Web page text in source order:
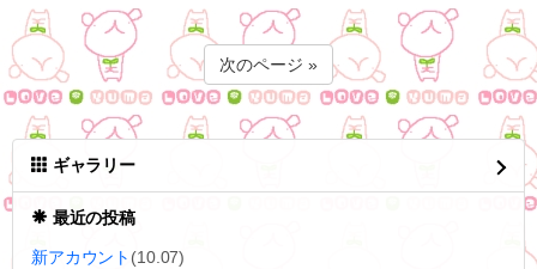
次のページ »
ギャラリー
最近の投稿
新アカウント (10.07)